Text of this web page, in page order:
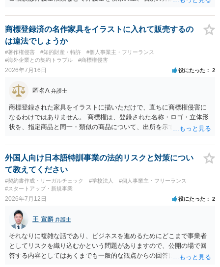
は、具体的なサービスの仕組みを確認した上で、個別に弁護士へご相
談いただくことをお勧めいたします。
商標登録済の名作家具をイラストに入れて販売するの
は違法でしょうか
#著作権侵害 #知的財産・特許
#個人事業主・フリーランス
#海外企業との契約トラブル
#商標権侵害
2026年7月16日 役にたった 2
匿名A 弁護士
商標登録された家具をイラストに描いただけで、直ちに商標権侵害に
なるわけではありません。 商標権は、登録された名称・ロゴ・立体形
状を、指定商品と同一・類似の商品について、出所を示す表示として
て描くにとどまる場合は、通常、商標権侵害にはなりにくいと考えら
れます。 ただし、家具名や特徴的な形状を商品名・広告に大きく表示
し、公式商品やライセンス商品と誤認させる販売方法であれば、商標
権や不正競争防止法上の問題が生じ得ます。家具のデザインに著作権
が認められる場合は、著作権も別途問題となります。 無料のSNS投稿
やプレゼントでも、著作権侵害は成立し得ます。商標権については、
日本の商標権は原則として日本国内にのみ効力を持ちます。外国で販
売する場合は、販売国の商標・意匠等を確認する必要があります。 他
の作家の例は、許諾を得ている、権利が消滅している、侵害に当たら
ない、又は単に権利行使されていないなど、様々な可能性がありま
す。他人が販売していることだけでは、適法とは判断できません。
外国人向け日本語特訓事業の法的リスクと対策につい
て教えてください
#契約書作成・リーガルチェック #学校法人
#個人事業主・フリーランス
#スタートアップ・新規事業
2026年7月12日 役にたった 2
王 宣麟 弁護士
それなりに複雑な話であり、ビジネスを進めるためにどこまで事業者
としてリスクを織り込むかという問題がありますので、公開の場で回
答する内容としてはあくまでも一般的な観点からの回答になります